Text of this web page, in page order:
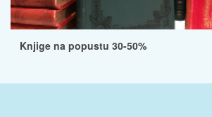
Knjige na popustu 30-50%